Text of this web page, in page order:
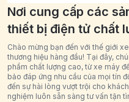
Nơi cung cấp các
thiết bị điện tử chất
Chào mừng bạn đến với thế giới
thương hiệu hàng đầu! Tại đây,
phẩm chất lượng cao, từ xe máy
bảo đáp ứng nhu cầu của mọi tín
đến sự hài lòng vượt trội cho
nghiệm luôn sẵn sàng tư vấn tận